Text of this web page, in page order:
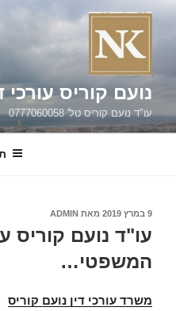
דילוג
נועם קוריס עורכי
עו"ד נועם קוריס טל' 0777060058
פורסם
9 במרץ 2019 מאת ADMIN
עו"ד נועם קוריס
המשפטי…
משרד עורכי דין נועם קוריס